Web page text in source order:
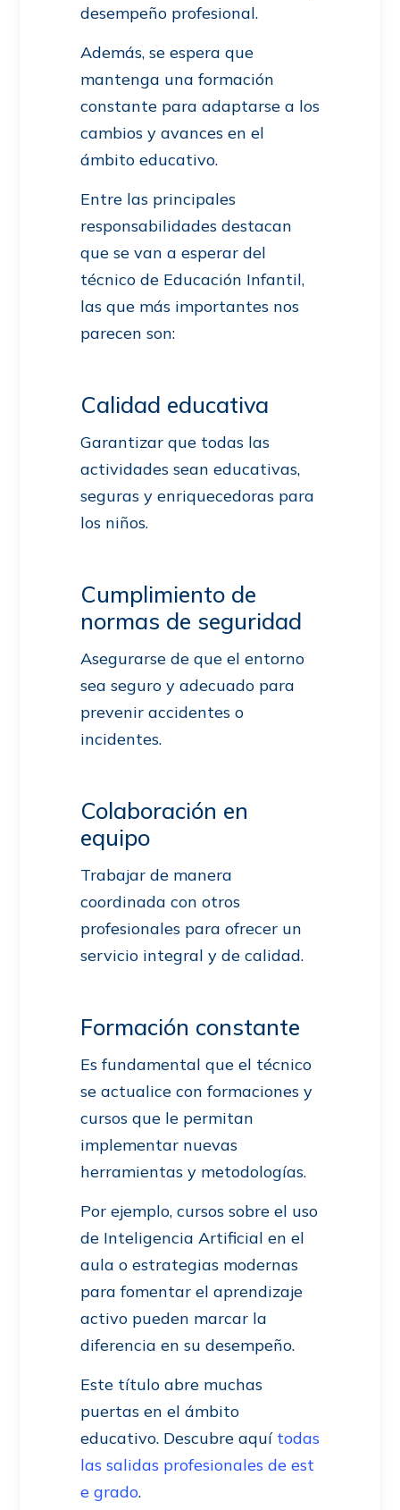
desempeño profesional.
Además, se espera que
mantenga una formación
constante para adaptarse a los
cambios y avances en el
ámbito educativo.
Entre las principales
responsabilidades destacan
que se van a esperar del
técnico de Educación Infantil,
las que más importantes nos
parecen son:
Calidad educativa
Garantizar que todas las
actividades sean educativas,
seguras y enriquecedoras para
los niños.
Cumplimiento de
normas de seguridad
Asegurarse de que el entorno
sea seguro y adecuado para
prevenir accidentes o
incidentes.
Colaboración en
equipo
Trabajar de manera
coordinada con otros
profesionales para ofrecer un
servicio integral y de calidad.
Formación constante
Es fundamental que el técnico
se actualice con formaciones y
cursos que le permitan
implementar nuevas
herramientas y metodologías.
Por ejemplo, cursos sobre el uso
de Inteligencia Artificial en el
aula o estrategias modernas
para fomentar el aprendizaje
activo pueden marcar la
diferencia en su desempeño.
Este título abre muchas
puertas en el ámbito
educativo. Descubre aquí todas
las salidas profesionales de est
e grado.